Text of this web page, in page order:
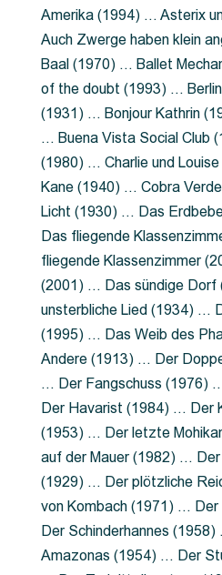
Amerika (1994) … Asterix
Auch Zwerge haben klein
Baal (1970) … Ballet
of the doubt (1993) …
(1931) … Bonjour Kathrin
… Buena Vista Social Club
(1980) … Charlie und
Kane (1940) … Cobra
Licht (1930) … Das
Das fliegende
fliegende Klassenzimmer
(2001) … Das sündige
unsterbliche Lied (1934) …
(1995) … Das Weib des
Andere (1913) … Der
… Der Fangschuss (1976)
Der Havarist (1984) … Der
(1953) … Der letzte
auf der Mauer (1982) … Der
(1929) … Der plötzliche
von Kombach (1971) …
Der Schinderhannes
Amazonas (1954) … Der